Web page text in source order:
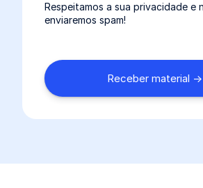
Respeitamos a sua privacidade e
enviaremos spam!